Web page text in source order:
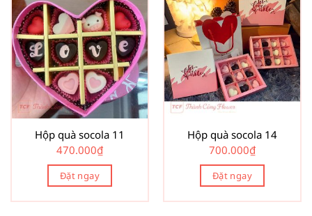
Hộp quà socola 11
470.000₫
Đặt ngay
Hộp quà socola 14
700.000₫
Đặt ngay